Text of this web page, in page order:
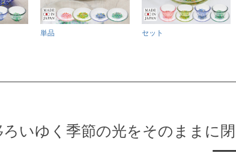
単品 セット
ろいゆく季節の光をそのままに